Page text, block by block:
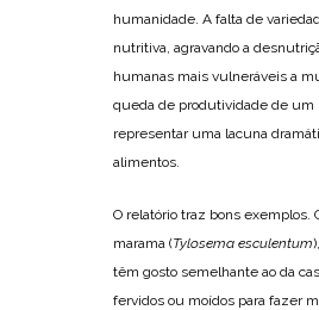
humanidade. A falta de
nutritiva, agravando a
humanas mais vulneráveis a
queda de produtividade de um
representar uma lacuna
alimentos.
O relatório traz bons exemplos.
marama (Tylosema esculentum
têm gosto semelhante ao da
fervidos ou moídos para fazer